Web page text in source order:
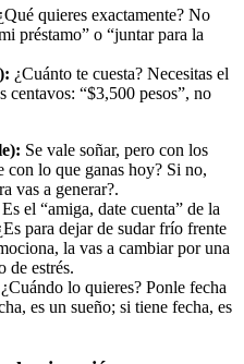
quieres exactamente? No
préstamo” o “juntar para la
¿Cuánto te cuesta? Necesitas el
centavos: “$3,500 pesos”, no
Se vale soñar, pero con los
con lo que ganas hoy? Si no,
vas a generar?.
Es el “amiga, date cuenta” de la
para dejar de sudar frío frente
la vas a cambiar por una
de estrés.
¿Cuándo lo quieres? Ponle fecha
es un sueño; si tiene fecha, es